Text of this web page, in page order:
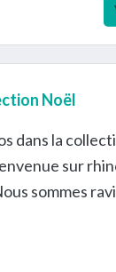
Noël
dans la
sur
sommes